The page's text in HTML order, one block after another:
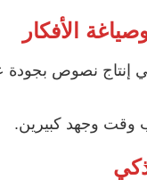
الأفكار
إنتاج نصوص بجودة
وقت وجهد كبيرين.